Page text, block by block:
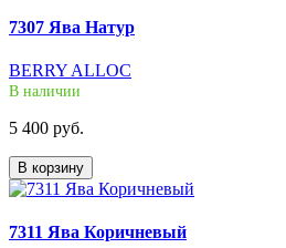
7307 Ява Натур
BERRY ALLOC
В наличии
5 400 руб.
В корзину
7311 Ява Коричневый